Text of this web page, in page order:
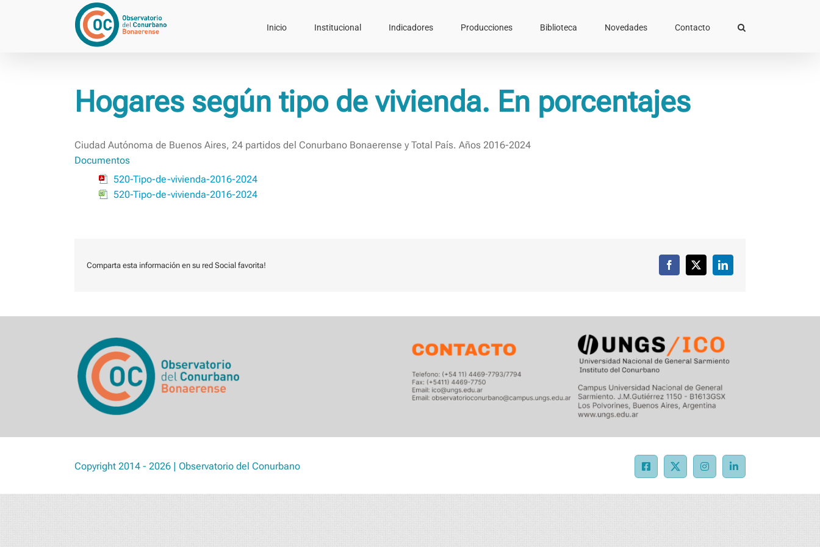
Inicio Institucional Indicadores Producciones Biblioteca Novedades Contacto
Hogares según tipo de vivienda. En porcentajes
Ciudad Autónoma de Buenos Aires, 24 partidos del Conurbano Bonaerense y Total País. Años 2016-2024
Documentos
520-Tipo-de-vivienda-2016-2024
520-Tipo-de-vivienda-2016-2024
Comparta esta información en su red Social favorita! Facebook
X LinkedIn
Copyright 2014 - 2026 | Observatorio del Conurbano Facebook
X InstagramLinkedIn